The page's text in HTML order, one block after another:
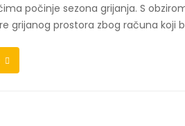
počinje sezona grijanja. S
grijanog prostora zbog računa koji